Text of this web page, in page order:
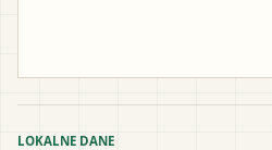
LOKALNE DANE